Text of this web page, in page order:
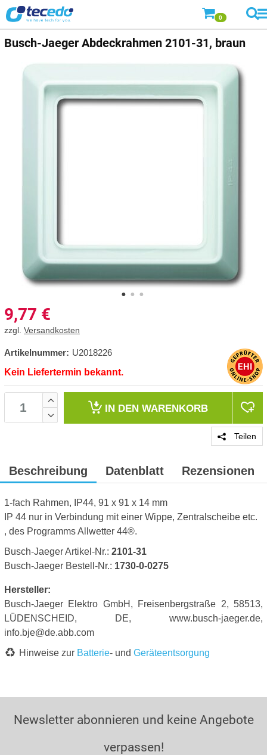
0
Busch-Jaeger Abdeckrahmen 2101-31, braun
9,77 €
zzgl. Versandkosten
Artikelnummer: U2018226
Kein Liefertermin bekannt.
IN DEN WARENKORB
Teilen
Beschreibung Datenblatt Rezensionen
1-fach Rahmen, IP44, 91 x 91 x 14 mm
IP 44 nur in Verbindung mit einer Wippe, Zentralscheibe etc.
, des Programms Allwetter 44®.
Busch-Jaeger Artikel-Nr.: 2101-31
Busch-Jaeger Bestell-Nr.: 1730-0-0275
Hersteller:
Busch-Jaeger Elektro GmbH, Freisenbergstraße 2, 58513,
LÜDENSCHEID, DE, www.busch-jaeger.de,
info.bje@de.abb.com
Hinweise zur Batterie- und Geräteentsorgung
Newsletter abonnieren und keine Angebote
verpassen!